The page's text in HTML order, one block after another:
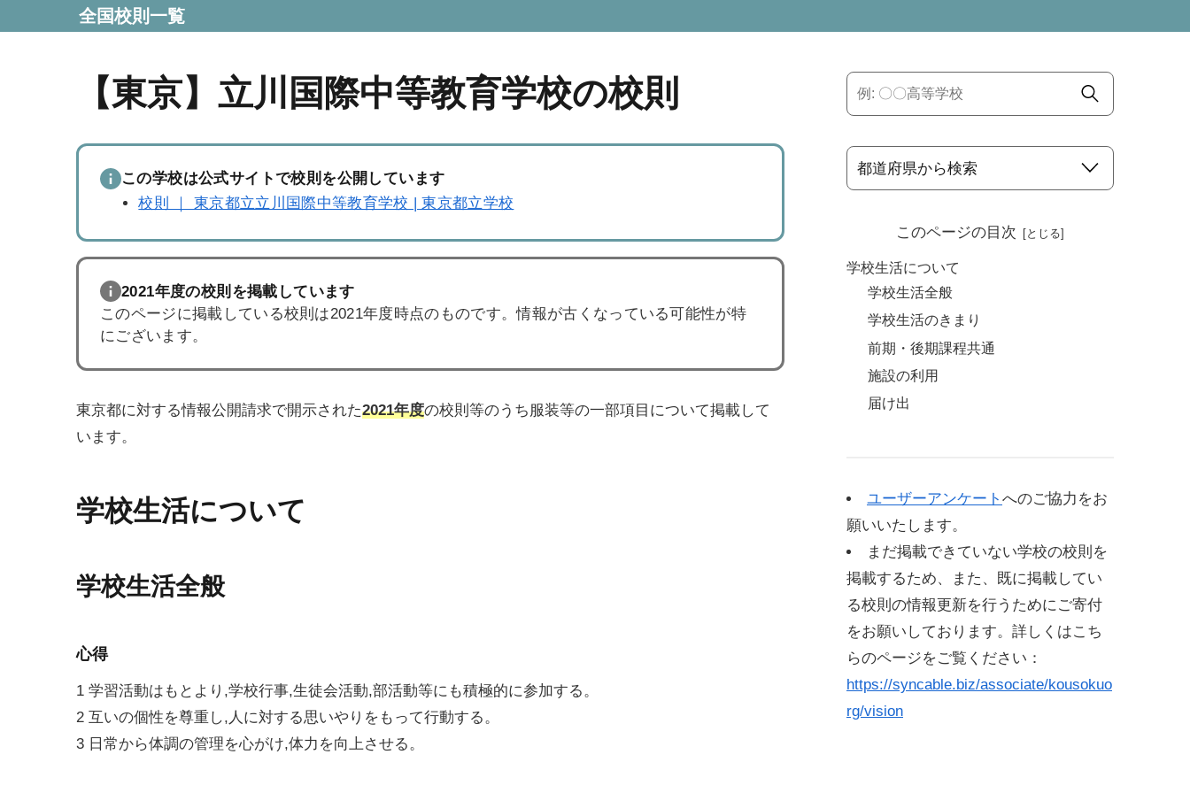
全国校則一覧
【東京】立川国際中等教育学校の校則
この学校は公式サイトで校則を公開しています
校則 ｜ 東京都立立川国際中等教育学校 | 東京都立学校
2021年度の校則を掲載しています
このページに掲載している校則は2021年度時点のものです。情報が古くなっている可能性が特
にございます。
東京都に対する情報公開請求で開示された2021年度の校則等のうち服装等の一部項目について掲載して
います。
学校生活について
学校生活全般
心得
1 学習活動はもとより,学校行事,生徒会活動,部活動等にも積極的に参加する。
2 互いの個性を尊重し,人に対する思いやりをもって行動する。
3 日常から体調の管理を心がけ,体力を向上させる。
このページの目次
学校生活について
学校生活全般
学校生活のきまり
前期・後期課程共通
施設の利用
届け出
ユーザーアンケート へのご協力をお
願いいたします。
まだ掲載できていない学校の校則を
掲載するため、また、既に掲載してい
る校則の情報更新を行うためにご寄付
をお願いしております。詳しくはこち
らのページをご覧ください：
https://syncable.biz/associate/kousokuo
rg/vision